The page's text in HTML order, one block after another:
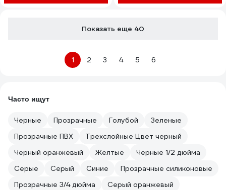
Показать еще 40
1 2 3 4 5 6
Часто ищут
Черные Прозрачные Голубой
Зеленые
Прозрачные ПВХ
Трехслойные Цвет черный
Черный оранжевый
Желтые
Черные 1/2 дюйма
Серые
Серый Синие
Прозрачные силиконовые
Прозрачные 3/4 дюйма
Серый оранжевый